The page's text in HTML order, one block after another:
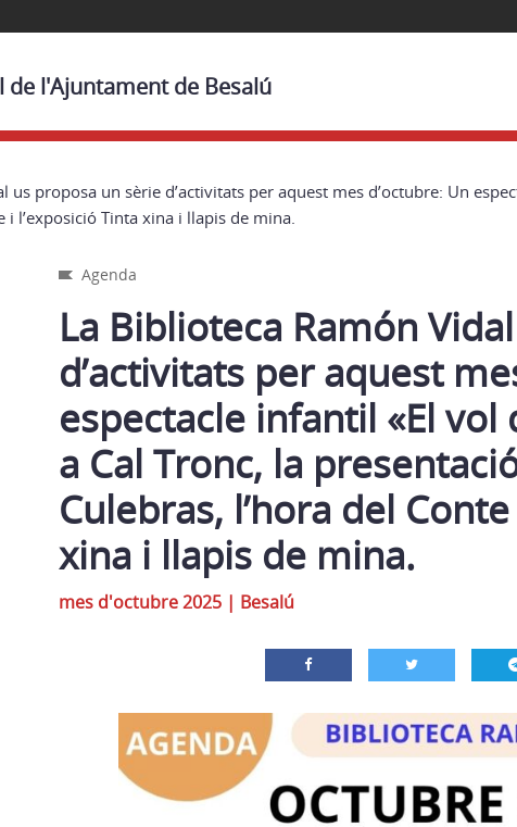
de l'Ajuntament de Besalú
us proposa un sèrie d’activitats per aquest mes d’octubre: Un
i l’exposició Tinta xina i llapis de mina.
Agenda
La Biblioteca Ramón
d’activitats per aquest
espectacle infantil «El vol
a Cal Tronc, la
Culebras, l’hora del
xina i llapis de mina.
mes d'octubre 2025 | Besalú